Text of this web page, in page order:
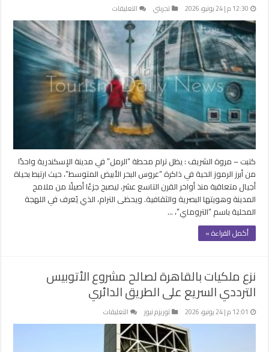
12:30 م | 24 يونيو، 2026 تجربتي التعليقات
ترام
الرمل
ذاكرة
الإسكندرية
لا
تغيب
ومعرض
يوثق
“التروماي”
كأيقونة
تاريخية
مغلقة
كتبت – مروة الشريف : يظل ترام محطة “الرمل” في مدينة الإسكندرية واحدًا
من أبرز الرموز الحية في ذاكرة “عروس البحر الأبيض المتوسط”، حيث ارتبط بحياة
أجيال متعاقبة منذ أواخر القرن التاسع عشر، ليصبح جزءًا أصيلًا من ملامح
المدينة وهويتها البصرية والثقافية. ويحظى الترام، الذي يُعرف في اللهجة
المحلية باسم “التروماي”، …
أكمل القراءة »
نزع ملكيات بالقاهرة لصالح مشروع الأتوبيس
الترددي السريع على الطريق الدائري
12:01 م | 24 يونيو، 2026 توريزم نيوز التعليقات
نزع